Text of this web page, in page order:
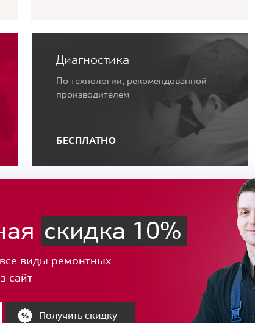
Диагностика
По технологии, рекомендованной
производителем
БЕСПЛАТНО
скидка 10%
виды ремонтных
сайт
Получить скидку